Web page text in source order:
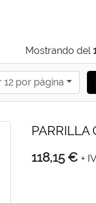
Mostrando del
12 por página
PARRILLA
118,15 € +